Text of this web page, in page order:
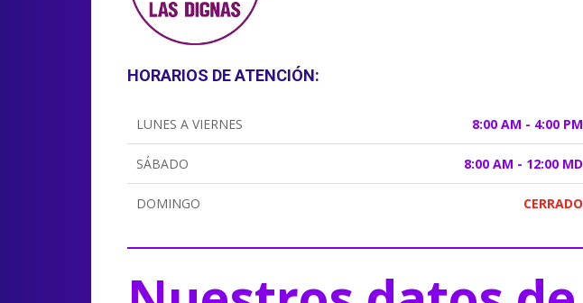
HORARIOS DE ATENCIÓN:
LUNES A VIERNES 8:00 AM - 4:00 PM
SÁBADO 8:00 AM - 12:00 MD
DOMINGO CERRADO